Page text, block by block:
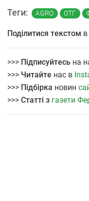
Теги: AGRO ОТГ
Поділитися текстом
>>> Підписуйтесь на
>>> Читайте нас в
>>> Підбірка новин
>>> Статті з газети